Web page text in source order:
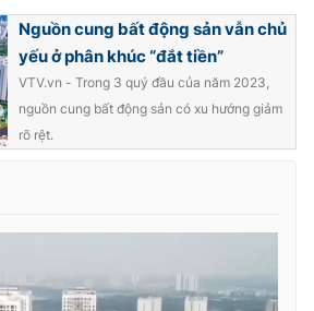
024.66 897 897
7300.7108
Nguồn cung bất động sản vẫn chủ
yếu ở phân khúc “đắt tiền”
VTV.vn - Trong 3 quý đầu của năm 2023,
nguồn cung bất động sản có xu hướng giảm
rõ rệt.